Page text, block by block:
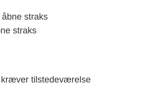
straks
straks
kræver tilstedeværelse